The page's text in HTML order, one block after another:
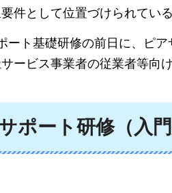
件として位置づけられている
ート基礎研修の前日に、ピ
ービス事業者の従業者等向
ポート研修（入門